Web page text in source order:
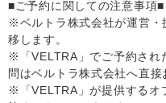
■ご予約に関しての注意事項■
※ベルトラ株式会社が運営・
移します。
※「VELTRA」でご予約され
問はベルトラ株式会社へ直接
※「VELTRA」が提供するオ